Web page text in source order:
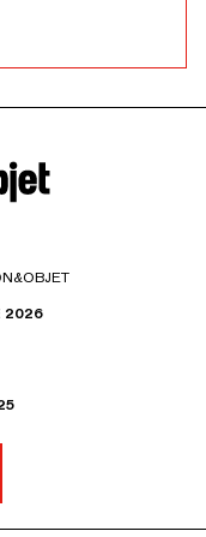
2026